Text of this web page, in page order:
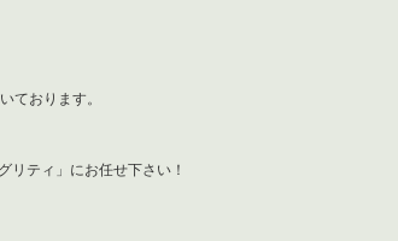
ております。
リティ」にお任せ下さい！